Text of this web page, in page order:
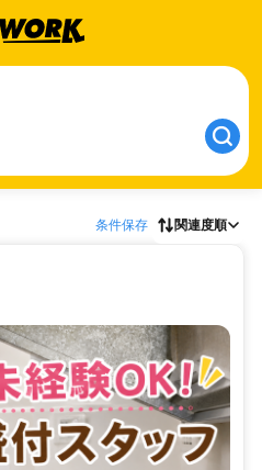
条件保存 関連度順